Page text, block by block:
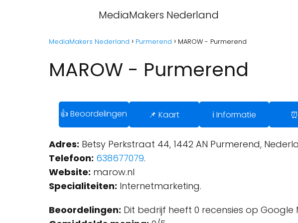
MediaMakers Nederland
MediaMakers Nederland Purmerend MAROW - Purmerend
MAROW - Purmerend
👍 Beoordelingen 📌 Kaart ℹ️ Informatie
Adres: Betsy Perkstraat 44, 1442 AN Purmerend,
Telefoon: 638677079.
Website: marow.nl
Specialiteiten: Internetmarketing.
Beoordelingen: Dit bedrijf heeft 0 recensies op Google